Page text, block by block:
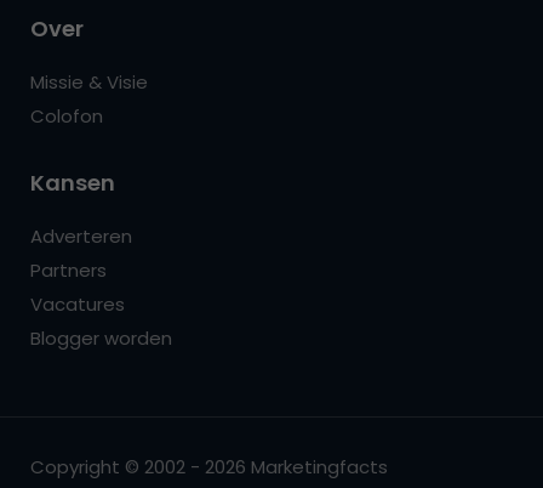
Over
Missie & Visie
Colofon
Kansen
Adverteren
Partners
Vacatures
Blogger worden
Copyright © 2002 - 2026 Marketingfacts